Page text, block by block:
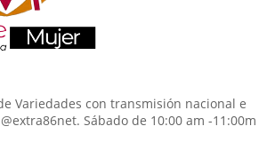
Variedades con transmisión nacional e
Sábado de 10:00 am -11:00m